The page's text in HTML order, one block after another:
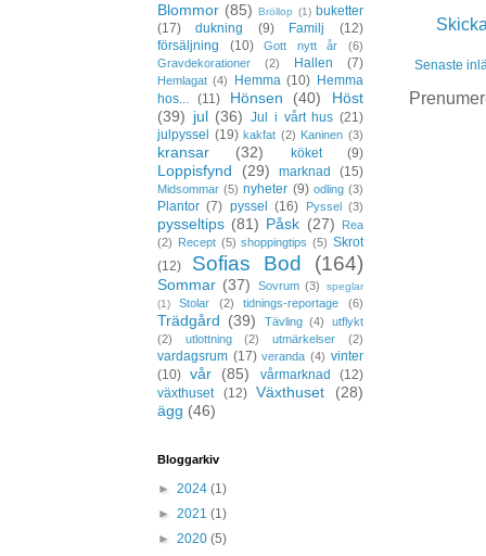
Senaste
Blommor (85) Bröllop (1) buketter
(17)
dukning (9) Familj
(12)
försäljning
(10) Gott nytt år
(6)
Gravdekorationer
(2) Hallen (7)
Hemlagat (4) Hemma (10) Hemma
hos...
(11) Hönsen (40)
Höst
(39) jul (36) Jul i vårt hus (21)
julpyssel
(19) kakfat (2) Kaninen (3)
kransar (32) köket (9)
Loppisfynd (29) marknad (15)
Midsommar (5) nyheter (9) odling (3)
Plantor (7) pyssel (16) Pyssel (3)
pysseltips (81) Påsk (27)
Rea
(2) Recept (5) shoppingtips (5) Skrot
(12)
Sofias Bod (164)
Sommar (37) Sovrum (3)
speglar
(1)
Stolar (2) tidnings-reportage (6)
Trädgård (39) Tävling (4)
utflykt
(2)
utlottning (2) utmärkelser (2)
vardagsrum (17) veranda (4) vinter
(10) vår (85) vårmarknad
(12)
växthuset
(12) Växthuset
(28)
ägg (46)
Bloggarkiv
► 2024 (1)
► 2021 (1)
► 2020 (5)